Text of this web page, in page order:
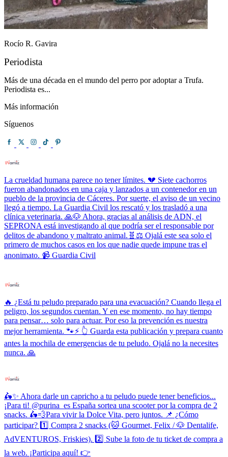
Rocío R. Gavira
Periodista
Más de una década en el mundo del perro por adoptar a Trufa.
Periodista es...
Más información
Síguenos
La crueldad humana parece no tener límites. 💔 Siete cachorros
fueron abandonados en una caja y lanzados a un contenedor en un
pueblo de la provincia de Cáceres. Por suerte, el aviso de un vecino
llegó a tiempo. La Guardia Civil los rescató y los trasladó a una
clínica veterinaria. 🙏🐶 Ahora, gracias al análisis de ADN, el
SEPRONA está investigando al que podría ser el responsable por
delitos de abandono y maltrato animal.🧬⚖️ Ojalá este sea solo el
primero de muchos casos en los que nadie quede impune tras el
anonimato. 📹 Guardia Civil
🔥 ¿Está tu peludo preparado para una evacuación? Cuando llega el
peligro, los segundos cuentan. Y en ese momento, no hay tiempo
para pensar… solo para actuar. Por eso la prevención es nuestra
mejor herramienta. 🐾⚡ 👆 Guarda esta publicación y prepara cuanto
antes la mochila de emergencias de tu peludo. Ojalá no la necesites
nunca. 🙏
🛵✨ Ahora darle un capricho a tu peludo puede tener beneficios...
¡Para ti! @purina_es España sortea una scooter por la compra de 2
snacks. 🛵💨Para vivir la Dolce Vita, pero juntos. 📌 ¿Cómo
participar? 1️⃣ Compra 2 snacks (🐱 Gourmet, Felix / 🐶 Dentalife,
AdVENTUROS, Friskies). 2️⃣ Sube la foto de tu ticket de compra a
la web. ¡Participa aquí! 👉